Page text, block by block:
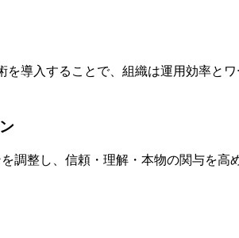
導入することで、組織は運用効率と
調整し、信頼・理解・本物の関与を高